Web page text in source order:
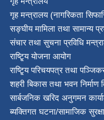
गृह मन्त्रालय (नागरिकता
सङ्घीय मामिला तथा सामान्य
संचार तथा सुचना प्रविधि
राष्टि्ृय योजना आयोग
राष्टि्ृय परिचयपत्र तथा
शहरी बिकास तथा भवन निर्माण
सार्बजनिक खरिद अनुगमन
ब्यक्तिगत घटना/सामाजिक सुरक्षा